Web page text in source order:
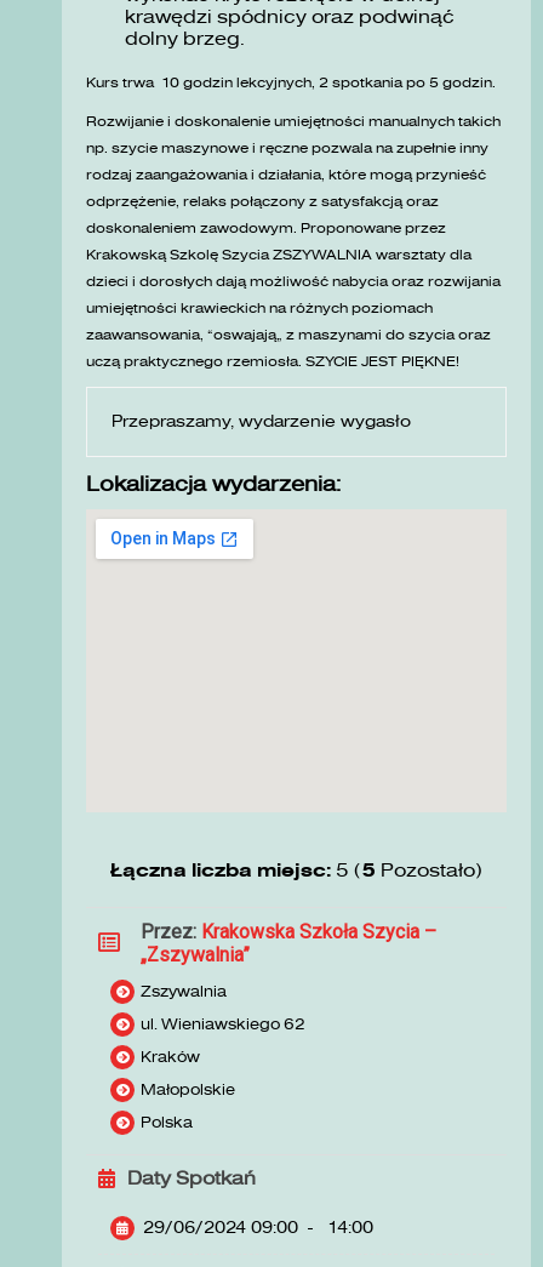
krawędzi spódnicy oraz podwinąć
dolny brzeg.
Kurs trwa 10 godzin lekcyjnych, 2 spotkania po 5 godzin.
Rozwijanie i doskonalenie umiejętności manualnych takich
np. szycie maszynowe i ręczne pozwala na zupełnie inny
rodzaj zaangażowania i działania, które mogą przynieść
odprzężenie, relaks połączony z satysfakcją oraz
doskonaleniem zawodowym. Proponowane przez
Krakowską Szkolę Szycia ZSZYWALNIA warsztaty dla
dzieci i dorosłych dają możliwość nabycia oraz rozwijania
umiejętności krawieckich na różnych poziomach
zaawansowania, „oswajają” z maszynami do szycia oraz
uczą praktycznego rzemiosła. SZYCIE JEST PIĘKNE!
Przepraszamy, wydarzenie wygasło
Lokalizacja wydarzenia:
Łączna liczba miejsc: 5 (5 Pozostało)
Przez: Krakowska Szkoła Szycia –
„Zszywalnia”
Zszywalnia
ul. Wieniawskiego 62
Kraków
Małopolskie
Polska
Daty Spotkań
29/06/2024 09:00 - 14:00